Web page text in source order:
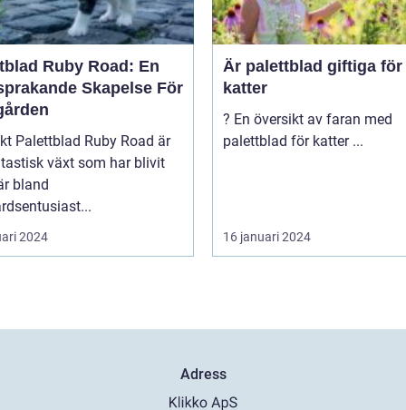
Ruby Road: En
Skapelse För
är
växt som har blivit
bland
2024
Är palettblad giftiga för
katter
? En översikt av faran med
palettblad för katter ...
16 januari 2024
Adress